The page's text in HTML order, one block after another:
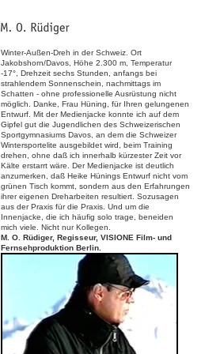
Winter-Außen-Dreh in der Schweiz. Ort
Jakobshorn/Davos, Höhe 2.300 m, Temperatur
-17°, Drehzeit sechs Stunden, anfangs bei
strahlendem Sonnenschein, nachmittags im
Schatten - ohne professionelle Ausrüstung nicht
möglich. Danke, Frau Hüning, für Ihren gelungenen
Entwurf. Mit der Medienjacke konnte ich auf dem
Gipfel gut die Jugendlichen des Schweizerischen
Sportgymnasiums Davos, an dem die Schweizer
Wintersportelite ausgebildet wird, beim Training
drehen, ohne daß ich innerhalb kürzester Zeit vor
Kälte erstarrt wäre. Der Medienjacke ist deutlich
anzumerken, daß Heike Hünings Entwurf nicht vom
grünen Tisch kommt, sondern aus den Erfahrungen
ihrer eigenen Dreharbeiten resultiert. Sozusagen
aus der Praxis für die Praxis. Und um die
Innenjacke, die ich häufig solo trage, beneiden
mich viele. Nicht nur Kollegen.
M. O. Rüdiger, Regisseur, VISIONE Film- und
Fernsehproduktion Berlin.